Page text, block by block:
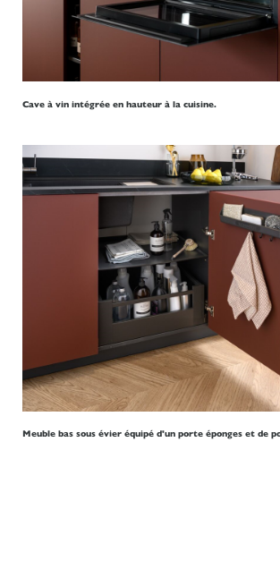
Cave à vin intégrée en hauteur à la cuisine.
Meuble bas sous évier équipé d'un porte éponges et de